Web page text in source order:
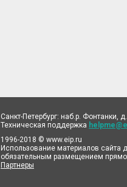
Санкт-Петербург: наб.р. Фонтанки,
Техническая поддержка
1996-2018 © www.eip.ru
Использование материалов сайта
обязательным размещением
Партнеры